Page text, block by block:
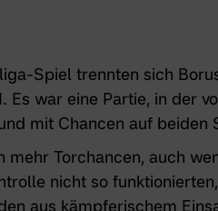
Spiel trennten sich
Es war eine Partie, in der
mit Chancen auf beiden
Torchancen, auch
nicht so
aus kämpferischem